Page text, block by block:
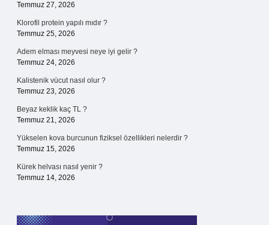
Temmuz 27, 2026
Klorofil protein yapılı mıdır ?
Temmuz 25, 2026
Adem elması meyvesi neye iyi gelir ?
Temmuz 24, 2026
Kalistenik vücut nasıl olur ?
Temmuz 23, 2026
Beyaz keklik kaç TL ?
Temmuz 21, 2026
Yükselen kova burcunun fiziksel özellikleri nelerdir ?
Temmuz 15, 2026
Kürek helvası nasıl yenir ?
Temmuz 14, 2026